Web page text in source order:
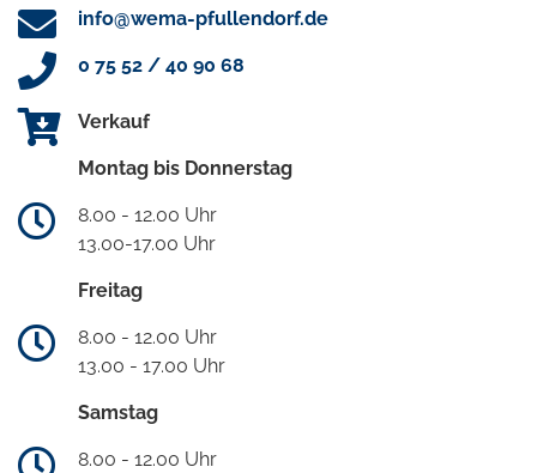
info@wema-pfullendorf.de
0 75 52 / 40 90 68
Verkauf
Montag bis Donnerstag
8.00 - 12.00 Uhr
13.00-17.00 Uhr
Freitag
8.00 - 12.00 Uhr
13.00 - 17.00 Uhr
Samstag
8.00 - 12.00 Uhr